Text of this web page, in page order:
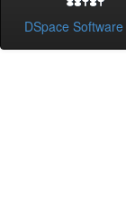
DSpace Software